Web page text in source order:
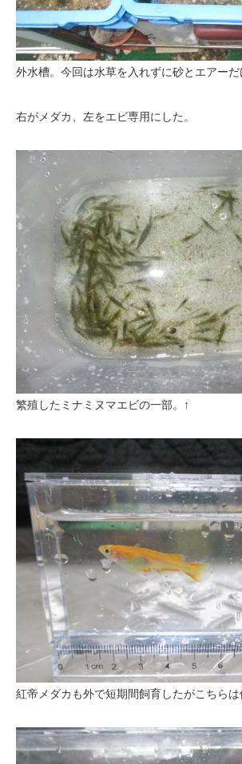
外水槽。今回は水草を入れずに砂とエアーだ
右がメダカ、左をエビ専用にした。
繁殖したミナミヌマエビの一部。↑
紅帝メダカも外で短期間飼育したがこちら